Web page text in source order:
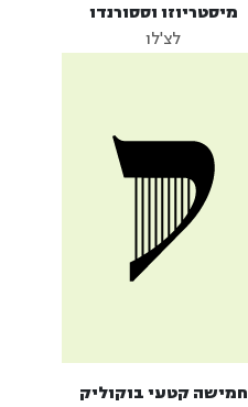
מיסטריוזו וססורנדו
לצ'לו
חמישה קטעי בוקוליק